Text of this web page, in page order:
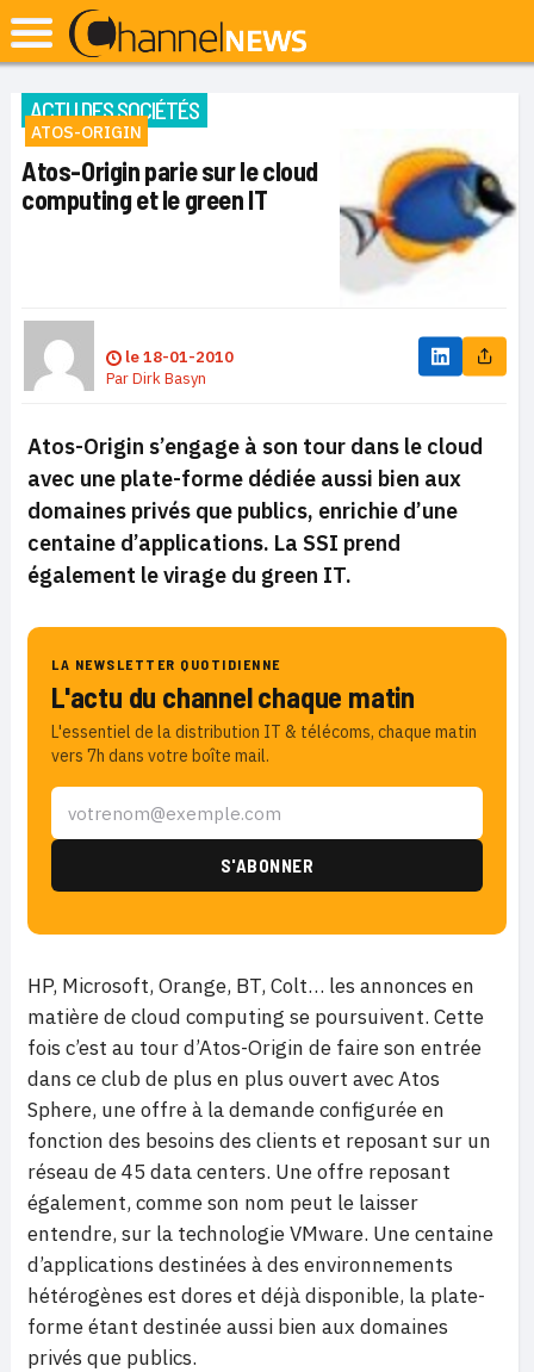
ACTU DES SOCIÉTÉS
ATOS-ORIGIN
Atos-Origin parie sur le cloud
computing et le green IT
le18-01-2010
ParDirk Basyn
Atos-Origin s’engage à son tour dans le cloud
avec une plate-forme dédiée aussi bien aux
domaines privés que publics, enrichie d’une
centaine d’applications. La SSI prend
également le virage du green IT.
LA NEWSLETTER QUOTIDIENNE
L'actu du channel chaque matin
L'essentiel de la distribution IT & télécoms, chaque matin
vers 7h dans votre boîte mail.
HP, Microsoft, Orange, BT, Colt… les annonces en
matière de cloud computing se poursuivent. Cette
fois c’est au tour d’Atos-Origin de faire son entrée
dans ce club de plus en plus ouvert avec Atos
Sphere, une offre à la demande configurée en
fonction des besoins des clients et reposant sur un
réseau de 45 data centers. Une offre reposant
également, comme son nom peut le laisser
entendre, sur la technologie VMware. Une centaine
d’applications destinées à des environnements
hétérogènes est dores et déjà disponible, la plate-
forme étant destinée aussi bien aux domaines
privés que publics.